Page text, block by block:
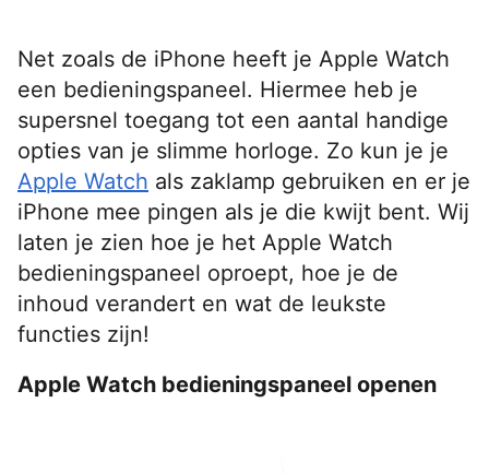
Net zoals de iPhone heeft je Apple Watch
een bedieningspaneel. Hiermee heb je
supersnel toegang tot een aantal handige
opties van je slimme horloge. Zo kun je je
Apple Watch als zaklamp gebruiken en er je
iPhone mee pingen als je die kwijt bent. Wij
laten je zien hoe je het Apple Watch
bedieningspaneel oproept, hoe je de
inhoud verandert en wat de leukste
functies zijn!
Apple Watch bedieningspaneel openen